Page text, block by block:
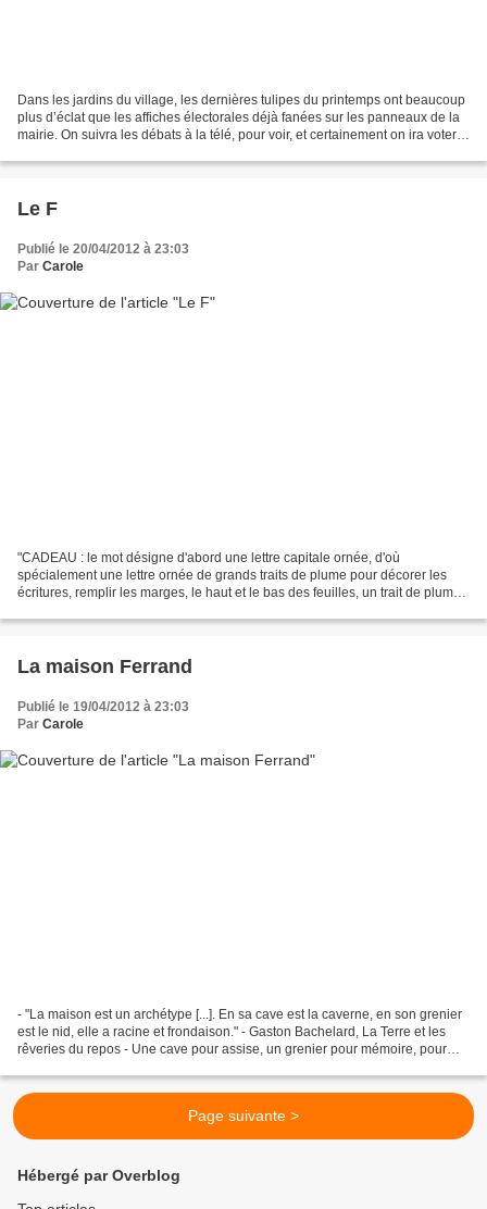
Dans les jardins du village, les dernières tulipes du printemps ont beaucoup
plus d’éclat que les affiches électorales déjà fanées sur les panneaux de la
mairie. On suivra les débats à la télé, pour voir, et certainement on ira voter.
Le F
Publié le 20/04/2012 à 23:03
Par Carole
"CADEAU : le mot désigne d'abord une lettre capitale ornée, d'où
spécialement une lettre ornée de grands traits de plume pour décorer les
écritures, remplir les marges, le haut et le bas des feuilles, un trait de plume
La maison Ferrand
Publié le 19/04/2012 à 23:03
Par Carole
- "La maison est un archétype [...]. En sa cave est la caverne, en son grenier
est le nid, elle a racine et frondaison." - Gaston Bachelard, La Terre et les
rêveries du repos - Une cave pour assise, un grenier pour mémoire, pour
Page suivante >
Hébergé par Overblog